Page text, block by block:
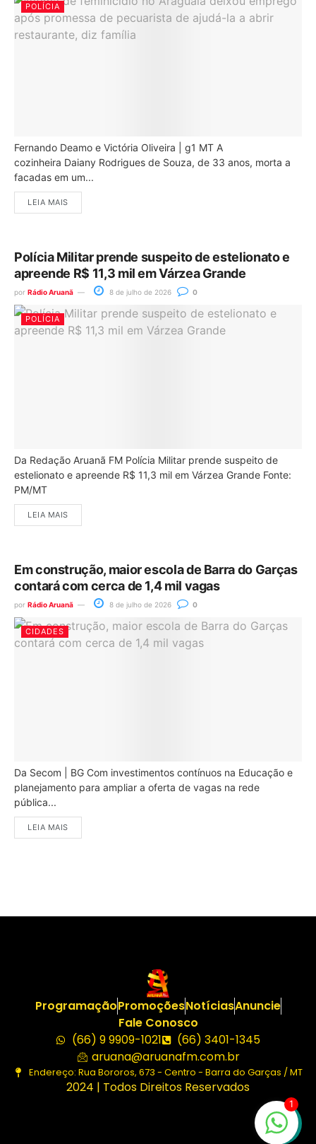
POLÍCIA
Fernando Deamo e Victória Oliveira | g1 MT A
cozinheira Daiany Rodrigues de Souza, de 33 anos, morta a
facadas em um...
LEIA MAIS
Polícia Militar prende suspeito de estelionato e
apreende R$ 11,3 mil em Várzea Grande
por Rádio Aruanã 8 de julho de 2026 0
POLÍCIA
Da Redação Aruanã FM Polícia Militar prende suspeito de
estelionato e apreende R$ 11,3 mil em Várzea Grande Fonte:
PM/MT
LEIA MAIS
Em construção, maior escola de Barra do Garças
contará com cerca de 1,4 mil vagas
por Rádio Aruanã 8 de julho de 2026 0
CIDADES
Da Secom | BG Com investimentos contínuos na Educação e
planejamento para ampliar a oferta de vagas na rede
pública...
LEIA MAIS
ProgramaçãoPromoçõesNotíciasAnuncie
Fale Conosco
(66) 9 9909-1021
(66) 3401-1345
aruana@aruanafm.com.br
Endereço: Rua Bororos, 673 - Centro - Barra do Garças / MT
2024 | Todos Direitos Reservados
1